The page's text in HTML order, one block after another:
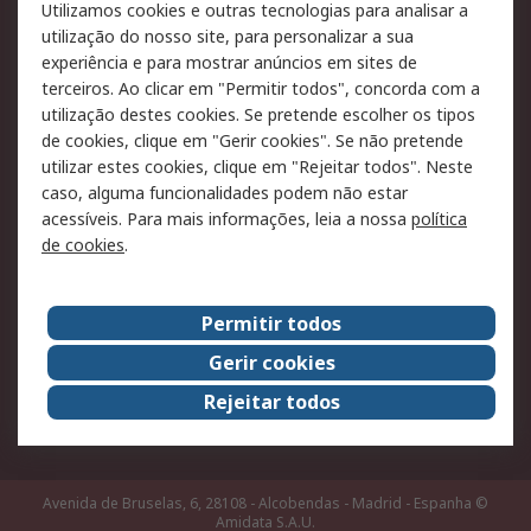
Pagamento e
faturação
Legal
Aviso legal
Política de cookies
Política de privacidade
- Atualizada
Segurança de emails
Condições de venda
Sobre a RS
A RS no mundo
RS Group
Sobre a RS
Trabalhar na RS
ESG
Avenida de Bruselas, 6, 28108 - Alcobendas - Madrid - Espanha ©
Amidata S.A.U.
Utilizamos cookies e outras tecnologias para analisar a
utilização do nosso site, para personalizar a sua
experiência e para mostrar anúncios em sites de
terceiros. Ao clicar em "Permitir todos", concorda com a
utilização destes cookies. Se pretende escolher os tipos
de cookies, clique em "Gerir cookies". Se não pretende
utilizar estes cookies, clique em "Rejeitar todos". Neste
caso, alguma funcionalidades podem não estar
acessíveis. Para mais informações, leia a nossa política
de cookies.
Permitir todos
Gerir cookies
Rejeitar todos